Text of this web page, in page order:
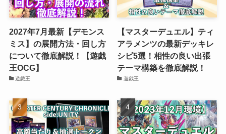
2027年7月最新【デモンス
ミス】の展開方法・回し方
について徹底解説！【遊戯
王OCG】
遊戯王
【マスターデュエル】ティ
アラメンツの最新デッキレ
シピ5選！相性の良い出張
テーマ構築を徹底解説！
遊戯王